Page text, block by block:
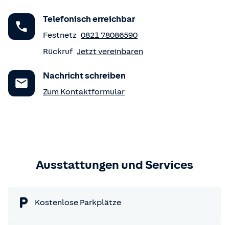
Telefonisch erreichbar
Festnetz 0821 78086590
Rückruf Jetzt vereinbaren
Nachricht schreiben
Zum Kontaktformular
Ausstattungen und Services
Kostenlose Parkplätze